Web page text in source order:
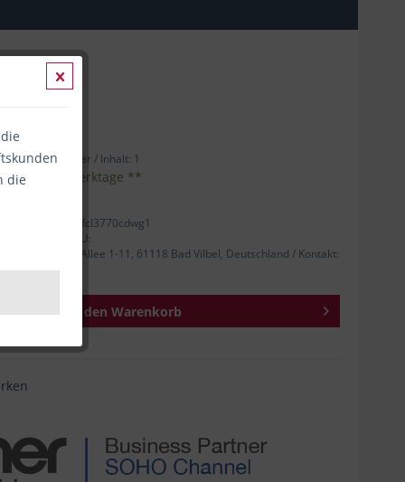
Lager verfügbar / Inhalt: 1
1-3 Werktage **
mfcl3770cdwg1
für die EU:
Adenauer-Allee 1-11, 61118 Bad Vilbel, Deutschland / Kontakt:
In den Warenkorb
die